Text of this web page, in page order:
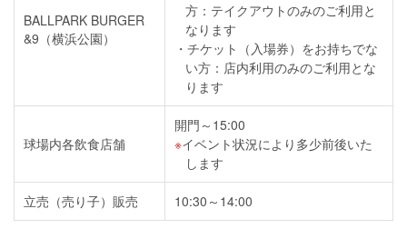
BALLPARK BURGER
&9（横浜公園）
方：テイクアウトのみのご利用と
なります
チケット（入場券）をお持ちでな
い方：店内利用のみのご利用とな
ります
球場内各飲食店舗
開門～15:00
イベント状況により多少前後いた
します
立売（売り子）販売 10:30～14:00